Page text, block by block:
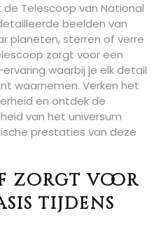
Telescoop van National
beelden van
planeten, sterren of verre
zorgt voor een
waarbij je elk detail
waarnemen. Verken het
en ontdek de
van het universum
prestaties van deze
zorgt voor
tijdens